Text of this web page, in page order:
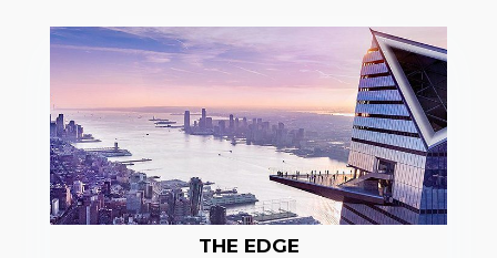
THE EDGE